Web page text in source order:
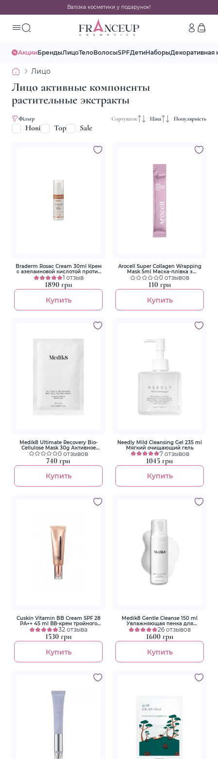
Валізка косметики у подарунок!
АкцииБрендыЛицоТелоВолосыSPFДетиНаборыДекоративная
Лицо
Лицо активные компоненты
растительные экстракты
Фільтр Сортувати: Ціна Популярність
Нові Top Sale
Braderm Rosac Cream 30ml Крем
с азелаиновой кислотой против
купероза и розацеа
1 отзыв
1890 грн
Купить
Arocell Super Collagen Wrapping
Mask 5ml Маска-плівка з
колагеном для зволоження та
ліфтингу
0 отзывов
110 грн
Купить
Medik8 Ultimate Recovery Bio-
Cellulose Mask 30g Активное
увлажнение и восстановление
0 отзывов
740 грн
Купить
Needly Mild Cleansing Gel 235 ml
Мягкий очищающий гель
7 отзывов
1045 грн
Купить
Cuskin Vitamin BB Cream SPF 28
PA++ 45 ml ВВ-крем тройного
действия с витамином U и
пептидами
32 отзыва
1530 грн
Купить
Medik8 Gentle Cleanse 150 ml
Увлажняющая пенка для
умывания с розмарином
26 отзывов
1600 грн
Купить